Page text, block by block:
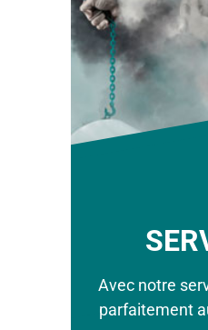
sécurité
Avec notre
parfaitement